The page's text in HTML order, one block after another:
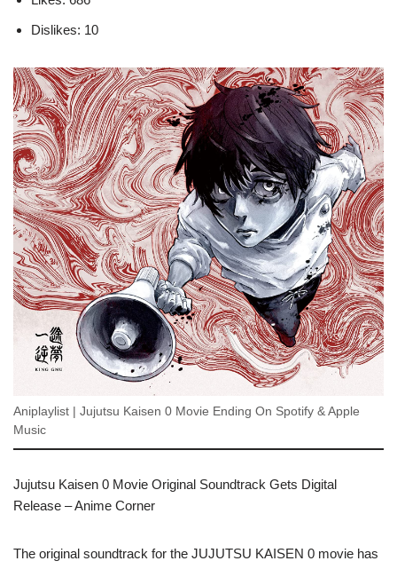
Dislikes: 10
Aniplaylist | Jujutsu Kaisen 0 Movie Ending On Spotify & Apple
Music
Jujutsu Kaisen 0 Movie Original Soundtrack Gets Digital
Release – Anime Corner
The original soundtrack for the JUJUTSU KAISEN 0 movie has